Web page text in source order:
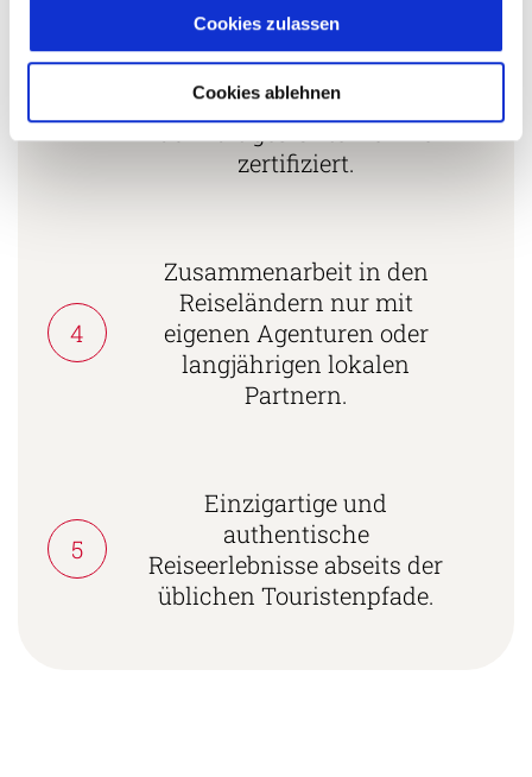
Cookies zulassen
Cookies ablehnen
Mehrfach mit
Tourismuspreisen
ausgezeichnet und als
nachhaltiges Unternehmen
zertifiziert.
4
Zusammenarbeit in den
Reiseländern nur mit
eigenen Agenturen oder
langjährigen lokalen
Partnern.
5
Einzigartige und
authentische
Reiseerlebnisse abseits der
üblichen Touristenpfade.